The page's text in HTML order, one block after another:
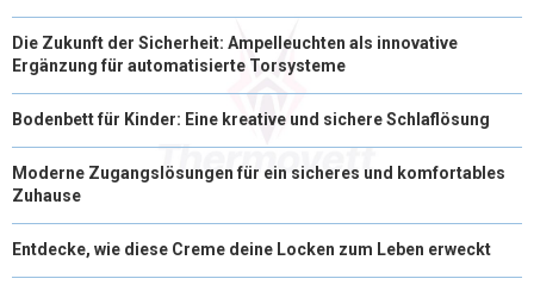
Die Zukunft der Sicherheit: Ampelleuchten als innovative
Ergänzung für automatisierte Torsysteme
Bodenbett für Kinder: Eine kreative und sichere Schlaflösung
Moderne Zugangslösungen für ein sicheres und komfortables
Zuhause
Entdecke, wie diese Creme deine Locken zum Leben erweckt